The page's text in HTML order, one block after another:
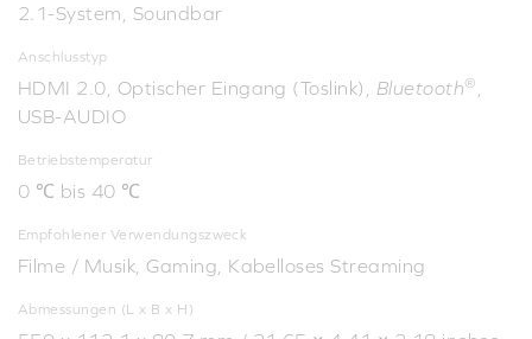
2.1-System, Soundbar
Anschlusstyp
HDMI 2.0, Optischer Eingang (Toslink), Bluetooth®
USB-AUDIO
Betriebstemperatur
0 ℃ bis 40 ℃
Empfohlener Verwendungszweck
Filme / Musik, Gaming, Kabelloses Streaming
Abmessungen (L x B x H)